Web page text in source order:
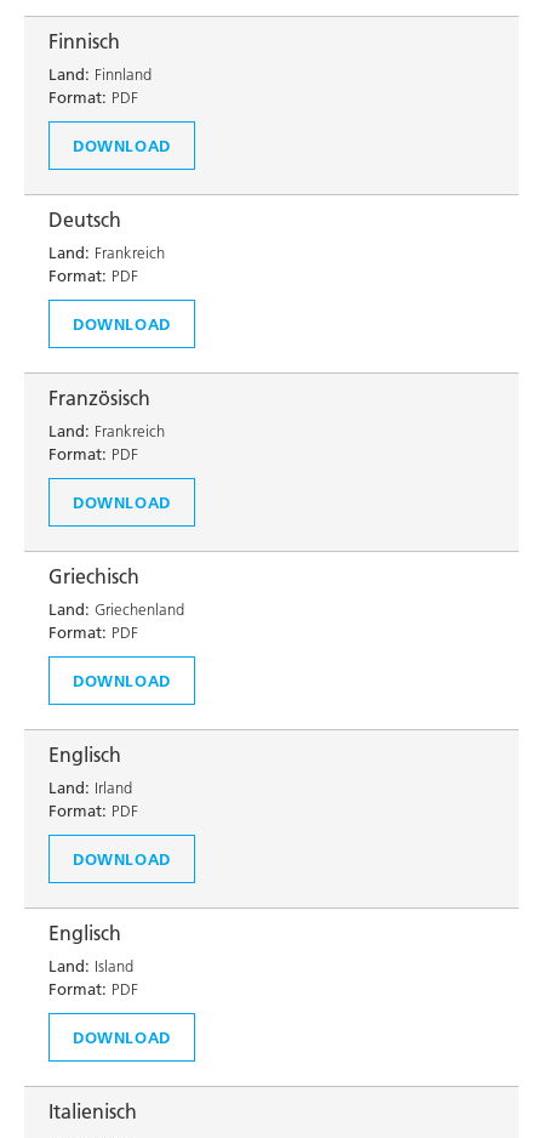
Finnisch
Land: Finnland
Format: PDF
DOWNLOAD
Deutsch
Land: Frankreich
Format: PDF
DOWNLOAD
Französisch
Land: Frankreich
Format: PDF
DOWNLOAD
Griechisch
Land: Griechenland
Format: PDF
DOWNLOAD
Englisch
Land: Irland
Format: PDF
DOWNLOAD
Englisch
Land: Island
Format: PDF
DOWNLOAD
Italienisch